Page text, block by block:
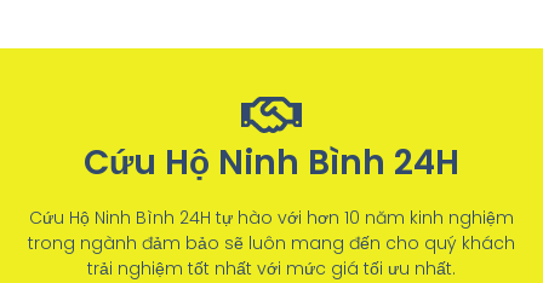
Cứu Hộ Ninh Bình 24H
Cứu Hộ Ninh Bình 24H tự hào với hơn 10 năm kinh nghiệm
trong ngành đảm bảo sẽ luôn mang đến cho quý khách
trải nghiệm tốt nhất với mức giá tối ưu nhất.